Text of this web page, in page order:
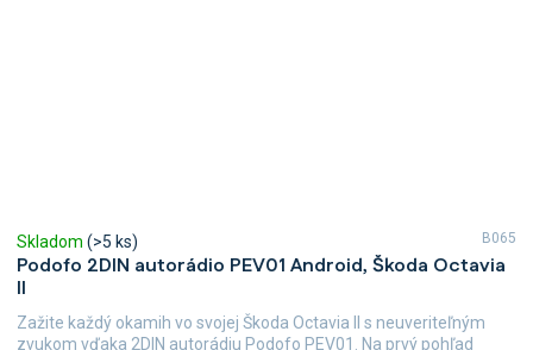
Podofo 2DIN autorádio PEV01 Android, Škoda Octavia
II
Skladom (>5 ks)
Zažite každý okamih vo svojej Škoda Octavia II s neuveriteľným
zvukom vďaka 2DIN autorádiu Podofo PEV01. Na prvý pohľad
B065